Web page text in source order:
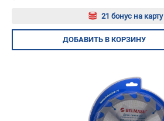
21 бонус на карту
Авторизуйтесь
ДОБАВИТЬ В КОРЗИНУ